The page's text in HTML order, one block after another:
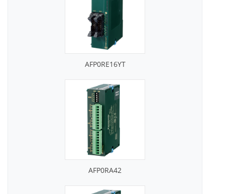
AFP0RE16YT
AFP0RA42